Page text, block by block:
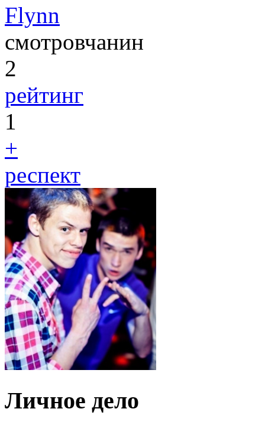
Flynn
смотровчанин
2
рейтинг
1
+
респект
Личное дело